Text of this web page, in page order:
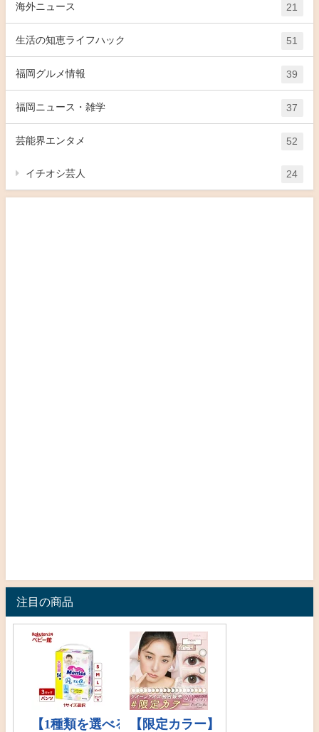
海外ニュース 21
生活の知恵ライフハック 51
福岡グルメ情報 39
福岡ニュース・雑学 37
芸能界エンタメ 52
イチオシ芸人 24
注目の商品